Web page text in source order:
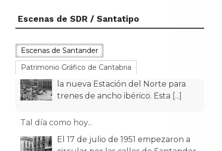
Escenas de SDR / Santatipo
Escenas de Santander
Patrimonio Gráfico de Cantabria
Tal día como hoy...
circular por las calles de Santander